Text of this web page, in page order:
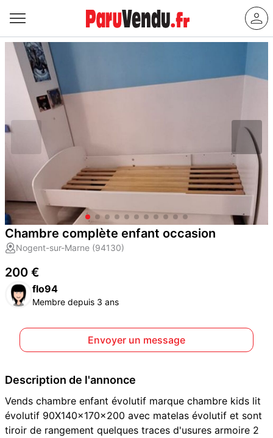
Chambre complète enfant occasion
Nogent-sur-Marne (94130)
200 €
flo94
Membre depuis 3 ans
Envoyer un message
Description de l'annonce
Vends chambre enfant évolutif marque chambre kids lit
évolutif 90X140x170x200 avec matelas évolutif et sont
tiroir de rangement quelques traces d'usures armoire 2